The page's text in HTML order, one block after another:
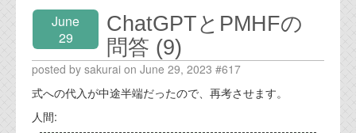
会社案内
会社概要
June
29
ChatGPTとPMHFの
問答 (9)
posted by sakurai on June 29, 2023 #617
式への代入が中途半端だったので、再考させます。
人間: